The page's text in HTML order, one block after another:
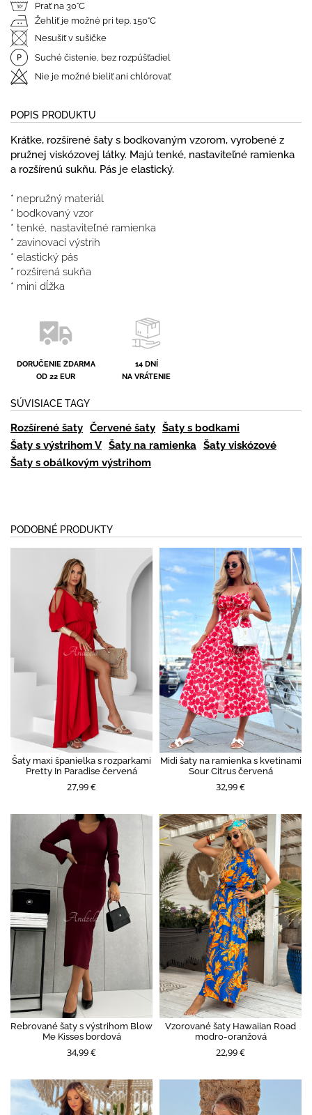
Prať na 30°C
Žehliť je možné pri tep. 150°C
Nesušiť v sušičke
Suché čistenie, bez rozpúšťadiel
Nie je možné bieliť ani chlórovať
POPIS PRODUKTU
Krátke, rozšírené šaty s bodkovaným vzorom, vyrobené z
pružnej viskózovej látky. Majú tenké, nastaviteľné ramienka
a rozšírenú sukňu. Pás je elastický.
* nepružný materiál
* bodkovaný vzor
* tenké, nastaviteľné ramienka
* zavinovací výstrih
* elastický pás
* rozšírená sukňa
* mini dĺžka
DORUČENIE ZDARMA
OD 22 EUR
14 DNÍ
NA VRÁTENIE
SÚVISIACE TAGY
Rozšírené šaty Červené šaty Šaty s bodkami
Šaty s výstrihom V Šaty na ramienka Šaty viskózové
Šaty s obálkovým výstrihom
PODOBNÉ PRODUKTY
Šaty maxi španielka s rozparkami
Pretty In Paradise červená
27,99 €
Midi šaty na ramienka s kvetinami
Sour Citrus červená
32,99 €
Rebrované šaty s výstrihom Blow
Me Kisses bordová
34,99 €
Vzorované šaty Hawaiian Road
modro-oranžová
22,99 €